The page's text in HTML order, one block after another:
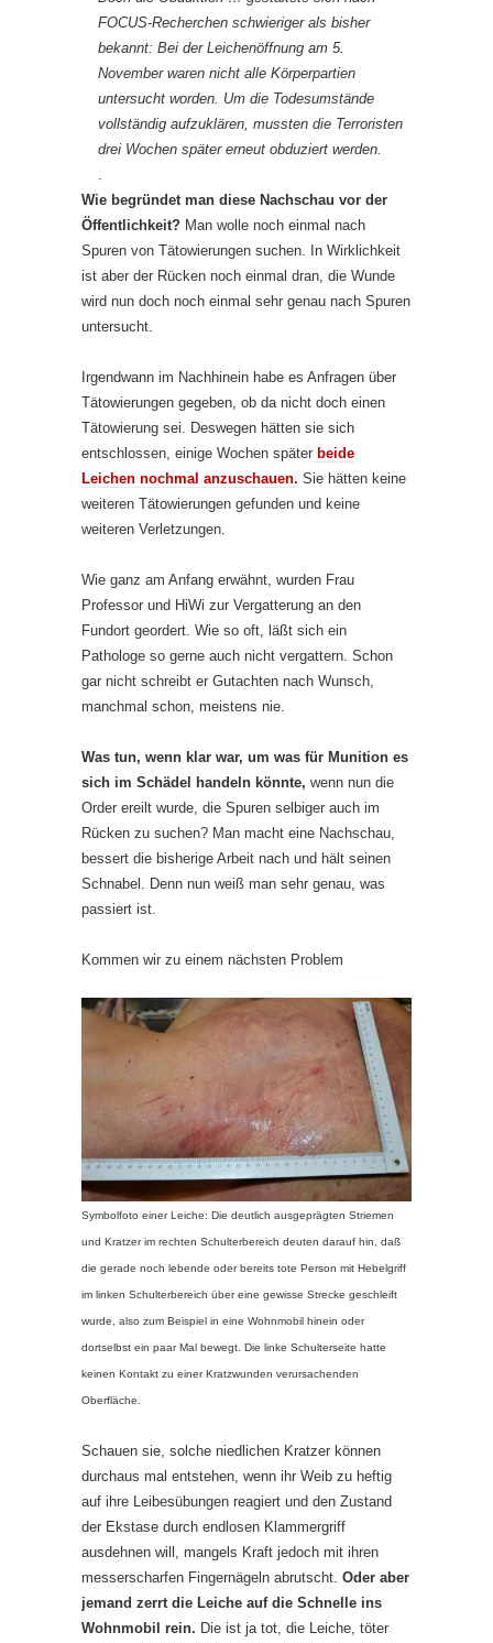
FOCUS-Recherchen schwieriger als bisher
bekannt: Bei der Leichenöffnung am 5.
November waren nicht alle Körperpartien
untersucht worden. Um die Todesumstände
vollständig aufzuklären, mussten die Terroristen
drei Wochen später erneut obduziert werden.
Wie begründet man diese Nachschau vor der
Öffentlichkeit? Man wolle noch einmal nach
Spuren von Tätowierungen suchen. In Wirklichkeit
ist aber der Rücken noch einmal dran, die Wunde
wird nun doch noch einmal sehr genau nach Spuren
untersucht.
Irgendwann im Nachhinein habe es Anfragen über
Tätowierungen gegeben, ob da nicht doch einen
Tätowierung sei. Deswegen hätten sie sich
entschlossen, einige Wochen später beide
Leichen nochmal anzuschauen. Sie hätten keine
weiteren Tätowierungen gefunden und keine
weiteren Verletzungen.
Wie ganz am Anfang erwähnt, wurden Frau
Professor und HiWi zur Vergatterung an den
Fundort geordert. Wie so oft, läßt sich ein
Pathologe so gerne auch nicht vergattern. Schon
gar nicht schreibt er Gutachten nach Wunsch,
manchmal schon, meistens nie.
Was tun, wenn klar war, um was für Munition es
sich im Schädel handeln könnte, wenn nun die
Order ereilt wurde, die Spuren selbiger auch im
Rücken zu suchen? Man macht eine Nachschau,
bessert die bisherige Arbeit nach und hält seinen
Schnabel. Denn nun weiß man sehr genau, was
passiert ist.
Kommen wir zu einem nächsten Problem
Symbolfoto einer Leiche: Die deutlich ausgeprägten Striemen
und Kratzer im rechten Schulterbereich deuten darauf hin, daß
die gerade noch lebende oder bereits tote Person mit Hebelgriff
im linken Schulterbereich über eine gewisse Strecke geschleift
wurde, also zum Beispiel in eine Wohnmobil hinein oder
dortselbst ein paar Mal bewegt. Die linke Schulterseite hatte
keinen Kontakt zu einer Kratzwunden verursachenden
Oberfläche.
Schauen sie, solche niedlichen Kratzer können
durchaus mal entstehen, wenn ihr Weib zu heftig
auf ihre Leibesübungen reagiert und den Zustand
der Ekstase durch endlosen Klammergriff
ausdehnen will, mangels Kraft jedoch mit ihren
messerscharfen Fingernägeln abrutscht. Oder aber
jemand zerrt die Leiche auf die Schnelle ins
Wohnmobil rein. Die ist ja tot, die Leiche, töter